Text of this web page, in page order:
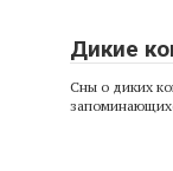
Дикие
Сны о диких